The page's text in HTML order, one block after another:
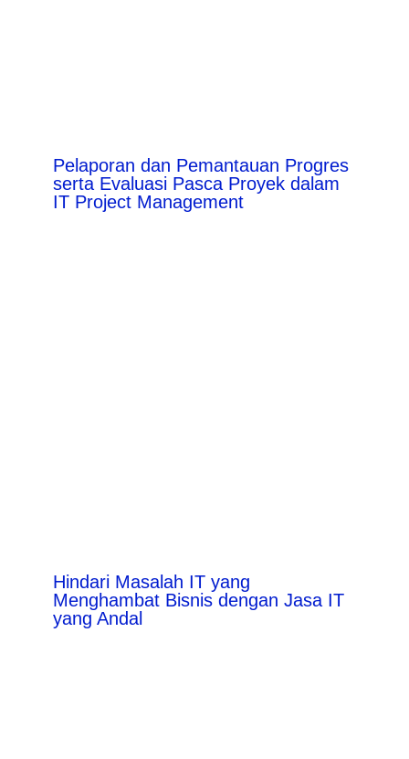
Pelaporan dan Pemantauan Progres
serta Evaluasi Pasca Proyek dalam
IT Project Management
Hindari Masalah IT yang
Menghambat Bisnis dengan Jasa IT
yang Andal